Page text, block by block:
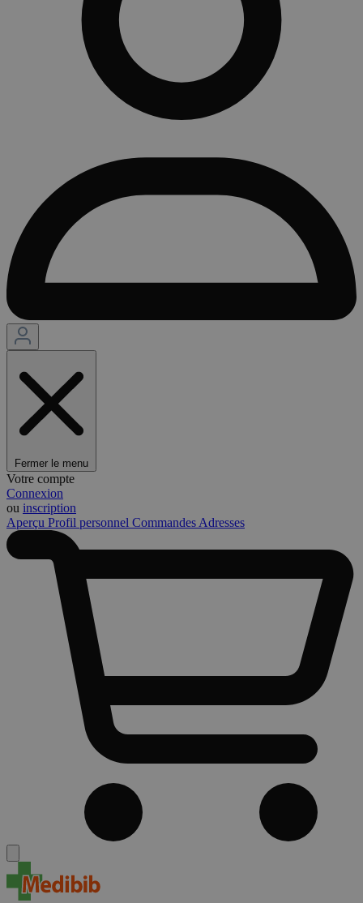
Fermer le menu
Votre compte
Connexion
ou inscription
Aperçu Profil personnel Commandes Adresses